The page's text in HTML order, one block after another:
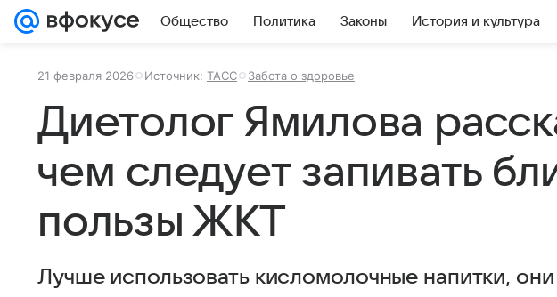
Общество Политика Законы История и культура
21 февраля 2026 Источник: ТАСС Забота о здоровье
Диетолог Ямилова
чем следует запивать
пользы ЖКТ
Лучше использовать кисломолочные напитки,